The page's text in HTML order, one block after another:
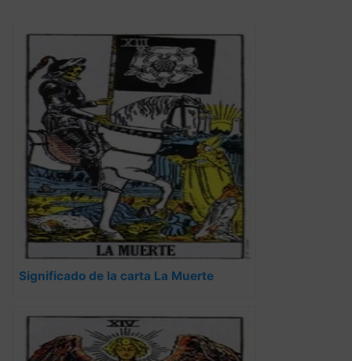
Significado de la carta La Muerte